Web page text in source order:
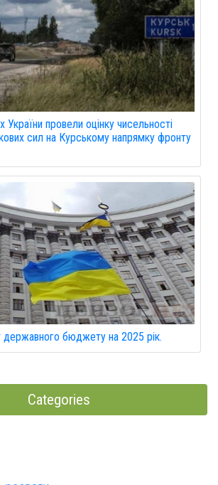
України провели оцінку чисельності
сил на Курському напрямку фронту
державного бюджету на 2025 рік.
Categories